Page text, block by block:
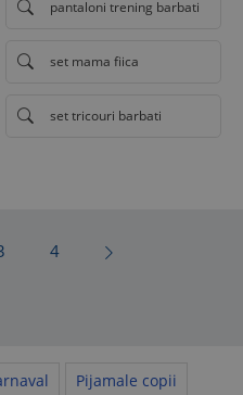
pantaloni trening barbati
set mama fiica
set tricouri barbati
4
Pijamale copii